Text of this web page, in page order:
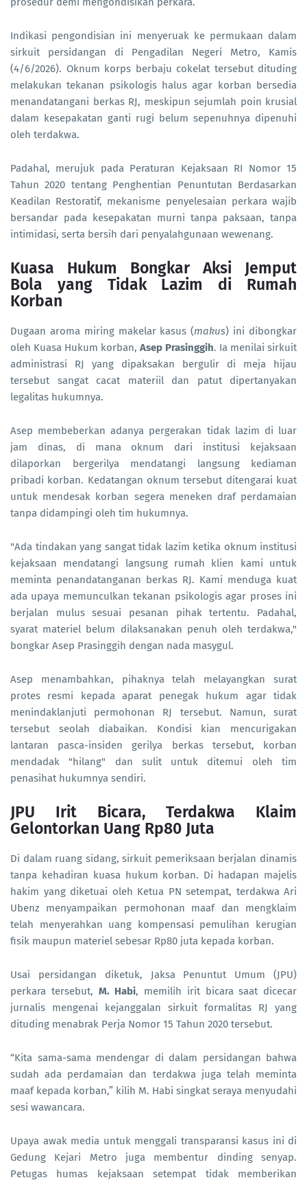
Indikasi pengondisian ini menyeruak ke permukaan dalam
sirkuit persidangan di Pengadilan Negeri Metro, Kamis
(4/6/2026). Oknum korps berbaju cokelat tersebut dituding
melakukan tekanan psikologis halus agar korban bersedia
menandatangani berkas RJ, meskipun sejumlah poin krusial
dalam kesepakatan ganti rugi belum sepenuhnya dipenuhi
oleh terdakwa.
Padahal, merujuk pada Peraturan Kejaksaan RI Nomor 15
Tahun 2020 tentang Penghentian Penuntutan Berdasarkan
Keadilan Restoratif, mekanisme penyelesaian perkara wajib
bersandar pada kesepakatan murni tanpa paksaan, tanpa
intimidasi, serta bersih dari penyalahgunaan wewenang.
Kuasa Hukum Bongkar Aksi Jemput
Bola yang Tidak Lazim di Rumah
Korban
Dugaan aroma miring makelar kasus (makus) ini dibongkar
oleh Kuasa Hukum korban, Asep Prasinggih. Ia menilai sirkuit
administrasi RJ yang dipaksakan bergulir di meja hijau
tersebut sangat cacat materiil dan patut dipertanyakan
legalitas hukumnya.
Asep membeberkan adanya pergerakan tidak lazim di luar
jam dinas, di mana oknum dari institusi kejaksaan
dilaporkan bergerilya mendatangi langsung kediaman
pribadi korban. Kedatangan oknum tersebut ditengarai kuat
untuk mendesak korban segera meneken draf perdamaian
tanpa didampingi oleh tim hukumnya.
"Ada tindakan yang sangat tidak lazim ketika oknum institusi
kejaksaan mendatangi langsung rumah klien kami untuk
meminta penandatanganan berkas RJ. Kami menduga kuat
ada upaya memunculkan tekanan psikologis agar proses ini
berjalan mulus sesuai pesanan pihak tertentu. Padahal,
syarat materiel belum dilaksanakan penuh oleh terdakwa,"
bongkar Asep Prasinggih dengan nada masygul.
Asep menambahkan, pihaknya telah melayangkan surat
protes resmi kepada aparat penegak hukum agar tidak
menindaklanjuti permohonan RJ tersebut. Namun, surat
tersebut seolah diabaikan. Kondisi kian mencurigakan
lantaran pasca-insiden gerilya berkas tersebut, korban
mendadak "hilang" dan sulit untuk ditemui oleh tim
penasihat hukumnya sendiri.
JPU Irit Bicara, Terdakwa Klaim
Gelontorkan Uang Rp80 Juta
Di dalam ruang sidang, sirkuit pemeriksaan berjalan dinamis
tanpa kehadiran kuasa hukum korban. Di hadapan majelis
hakim yang diketuai oleh Ketua PN setempat, terdakwa Ari
Ubenz menyampaikan permohonan maaf dan mengklaim
telah menyerahkan uang kompensasi pemulihan kerugian
fisik maupun materiel sebesar Rp80 juta kepada korban.
Usai persidangan diketuk, Jaksa Penuntut Umum (JPU)
perkara tersebut, M. Habi, memilih irit bicara saat dicecar
jurnalis mengenai kejanggalan sirkuit formalitas RJ yang
dituding menabrak Perja Nomor 15 Tahun 2020 tersebut.
“Kita sama-sama mendengar di dalam persidangan bahwa
sudah ada perdamaian dan terdakwa juga telah meminta
maaf kepada korban,” kilih M. Habi singkat seraya menyudahi
sesi wawancara.
Upaya awak media untuk menggali transparansi kasus ini di
Gedung Kejari Metro juga membentur dinding senyap.
Petugas humas kejaksaan setempat tidak memberikan